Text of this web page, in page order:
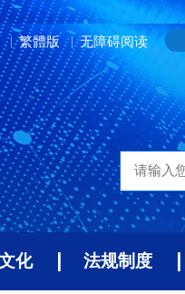
繁體版 无障碍阅读
化 法规制度